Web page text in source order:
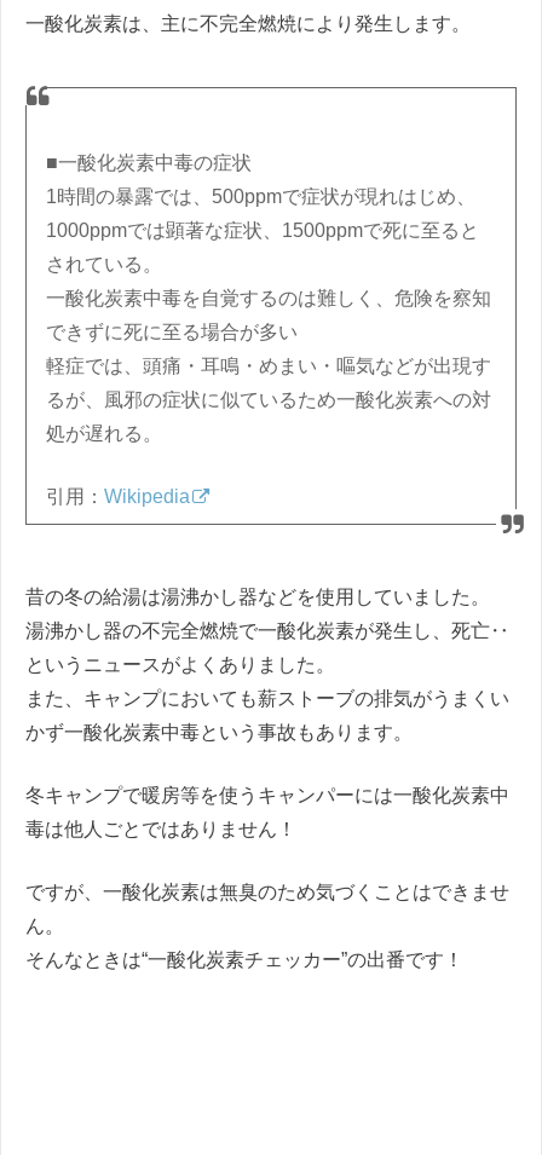
一酸化炭素は、主に不完全燃焼により発生します。
■一酸化炭素中毒の症状
1時間の暴露では、500ppmで症状が現れはじめ、
1000ppmでは顕著な症状、1500ppmで死に至ると
されている。
一酸化炭素中毒を自覚するのは難しく、危険を察知
できずに死に至る場合が多い
軽症では、頭痛・耳鳴・めまい・嘔気などが出現す
るが、風邪の症状に似ているため一酸化炭素への対
処が遅れる。
引用：Wikipedia
昔の冬の給湯は湯沸かし器などを使用していました。
湯沸かし器の不完全燃焼で一酸化炭素が発生し、死亡‥
というニュースがよくありました。
また、キャンプにおいても薪ストーブの排気がうまくい
かず一酸化炭素中毒という事故もあります。
冬キャンプで暖房等を使うキャンパーには一酸化炭素中
毒は他人ごとではありません！
ですが、一酸化炭素は無臭のため気づくことはできませ
ん。
そんなときは“一酸化炭素チェッカー”の出番です！